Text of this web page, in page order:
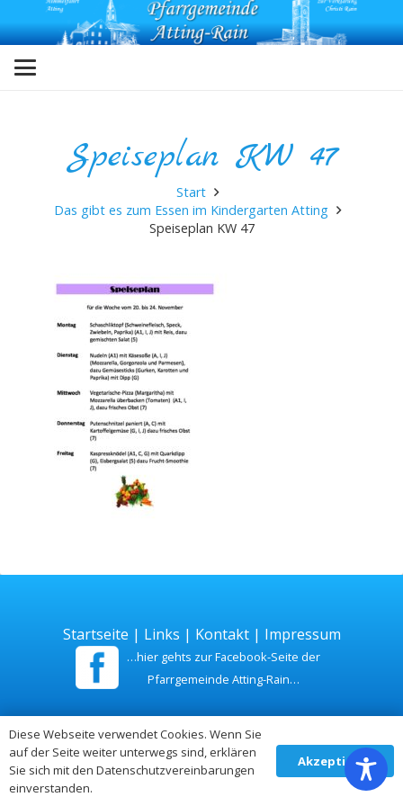
Speiseplan KW 47
Start
Das gibt es zum Essen im Kindergarten Atting
Speiseplan KW 47
Startseite | Links | Kontakt| Impressum
…hier gehts zur Facebook-Seite der
Pfarrgemeinde Atting-Rain…
Diese Webseite verwendet Cookies. Wenn Sie
auf der Seite weiter unterwegs sind, erklären
Sie sich mit den Datenschutzvereinbarungen
einverstanden.
Akzeptieren